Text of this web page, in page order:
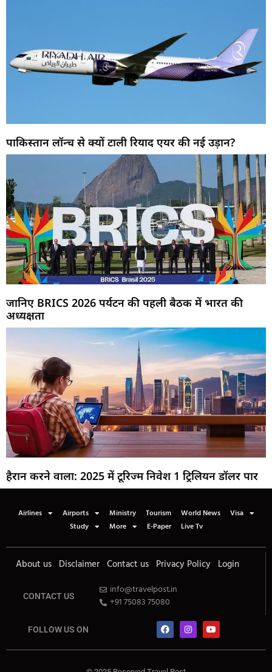
पाकिस्तान लॉन्च से क्यों टाली रियाद एयर की नई उड़ान?
जानिए BRICS 2026 पर्यटन की पहली बैठक में भारत की
अध्यक्षता
हैरान करने वाला: 2025 में टूरिज्म निवेश 1 ट्रिलियन डॉलर पार
Airlines Airports Ministry Tourism World News
Visa
Study
More E-Paper Live Tv
About us Disclaimer Contact us Privacy Policy Login
CONTACT US
info@travelpost.in
+91 75083 75080
FOLLOW US ON